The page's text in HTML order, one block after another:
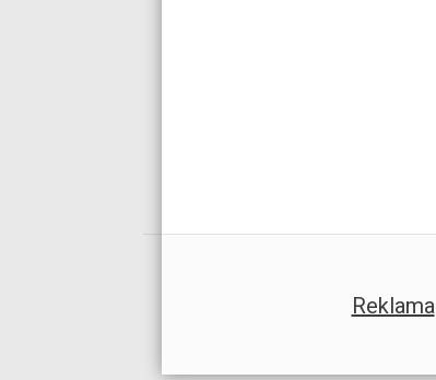
Reklama